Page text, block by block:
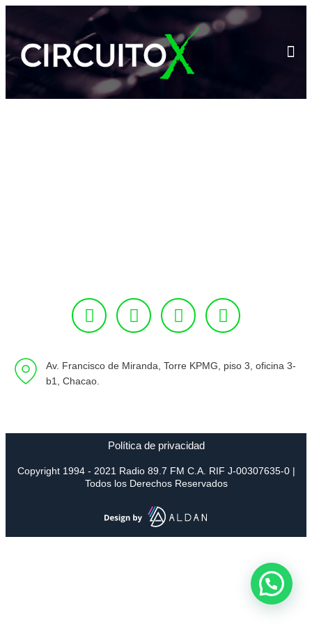
Av. Francisco de Miranda, Torre KPMG, piso 3, oficina 3-
b1, Chacao.
Política de privacidad
Copyright 1994 - 2021 Radio 89.7 FM C.A. RIF J-00307635-0 |
Todos los Derechos Reservados